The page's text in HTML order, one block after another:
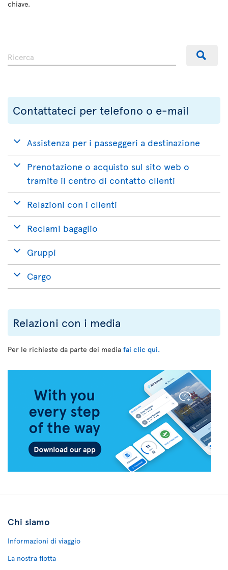
chiave.
Contattateci per telefono o e-mail
Assistenza per i passeggeri a destinazione
Prenotazione o acquisto sul sito web o
tramite il centro di contatto clienti
Relazioni con i clienti
Reclami bagaglio
Gruppi
Cargo
Relazioni con i media
Per le richieste da parte dei media fai clic qui.
Chi siamo
Informazioni di viaggio
La nostra flotta